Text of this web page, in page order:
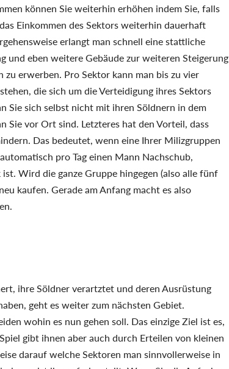
können Sie weiterhin erhöhen indem Sie, falls
Einkommen des Sektors weiterhin dauerhaft
erlangt man schnell eine stattliche
und eben weitere Gebäude zur weiteren Steigerung
erwerben. Pro Sektor kann man bis zu vier
die sich um die Verteidigung ihres Sektors
Sie sich selbst nicht mit ihren Söldnern in dem
vor Ort sind. Letzteres hat den Vorteil, dass
Das bedeutet, wenn eine Ihrer Milizgruppen
pro Tag einen Mann Nachschub,
Wird die ganze Gruppe hingegen (also alle fünf
kaufen. Gerade am Anfang macht es also
ihre Söldner verartztet und deren Ausrüstung
geht es weiter zum nächsten Gebiet.
wohin es nun gehen soll. Das einzige Ziel ist es,
gibt ihnen aber auch durch Erteilen von kleinen
darauf welche Sektoren man sinnvollerweise in